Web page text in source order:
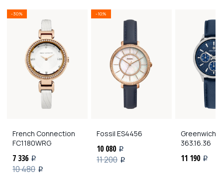
-30%
French Connection
FC1180WRG
7 336 i
10 480 i
-10%
Fossil ES4456
10 080 i
11 200 i
Greenwich
363.16.36
11 190 i